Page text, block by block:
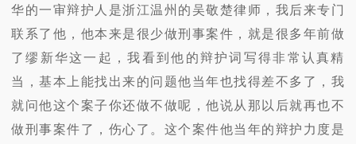
华的一审辩护人是浙江温州的吴敬楚律师，我后来专门
联系了他，他本来是很少做刑事案件，就是很多年前做
了缪新华这一起，我看到他的辩护词写得非常认真精
当，基本上能找出来的问题他当年也找得差不多了，我
就问他这个案子你还做不做呢，他说从那以后就再也不
做刑事案件了，伤心了。这个案件他当年的辩护力度是